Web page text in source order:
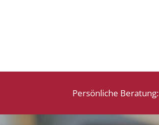
Persönliche Beratung: